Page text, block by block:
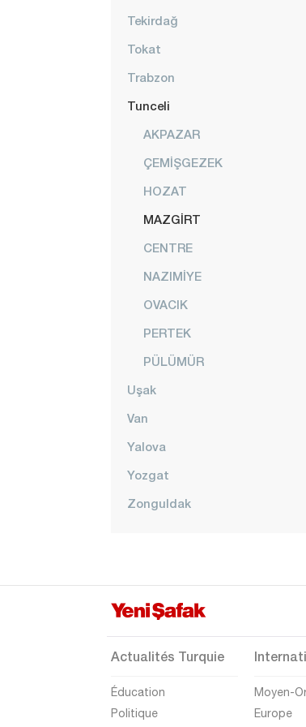
Tekirdağ
Tokat
Trabzon
Tunceli
AKPAZAR
ÇEMİŞGEZEK
HOZAT
MAZGİRT
CENTRE
NAZIMİYE
OVACIK
PERTEK
PÜLÜMÜR
Uşak
Van
Yalova
Yozgat
Zonguldak
Actualités Turquie
Éducation
Politique
Moyen-
Europe